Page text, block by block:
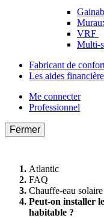
VRF
Multi-
Fabricant de
Les aides
Me connecter
Professionnel
Fermer
Atlantic
FAQ
Chauffe-eau solaire
Peut-on installer
habitable ?